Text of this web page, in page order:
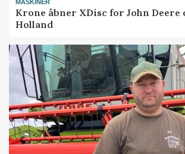
MASKINER
Krone åbner XDisc for John Deere
Holland